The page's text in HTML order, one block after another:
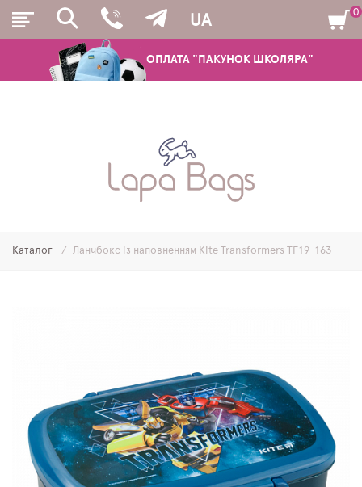
ОПЛАТА "ПАКУНОК ШКОЛЯРА"
UA
ШКІЛЬНІ РЮКЗАКИ ТА РАНЦІ
МОЛОДІЖНІ РЮКЗАКИ
DELUNE
SCHOOL STANDARD
0
Каталог Ланчбокс із наповненням Kite Transformers TF19-163